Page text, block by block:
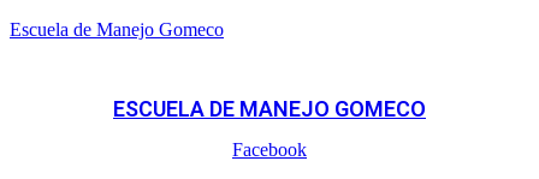
Escuela de Manejo Gomeco
ESCUELA DE MANEJO GOMECO
Facebook